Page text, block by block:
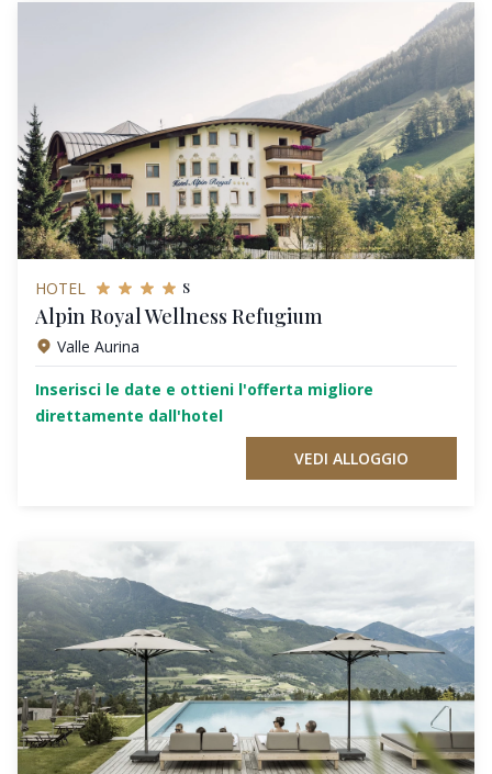
HOTEL s
Alpin Royal Wellness Refugium
Valle Aurina
Inserisci le date e ottieni l'offerta migliore
direttamente dall'hotel
VEDI ALLOGGIO